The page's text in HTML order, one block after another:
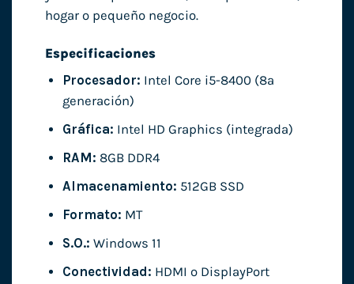
hogar o pequeño negocio.
Especificaciones
Procesador: Intel Core i5-8400 (8ª
generación)
Gráfica: Intel HD Graphics (integrada)
RAM: 8GB DDR4
Almacenamiento: 512GB SSD
Formato: MT
S.O.: Windows 11
Conectividad: HDMI o DisplayPort